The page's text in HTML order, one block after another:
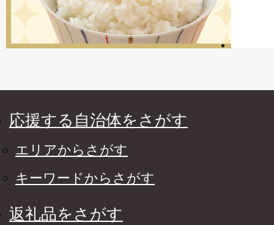
応援する自治体をさがす
エリアからさがす
キーワードからさがす
返礼品をさがす